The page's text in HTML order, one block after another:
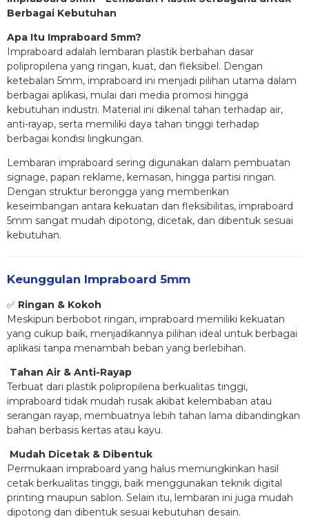
Berbagai Kebutuhan
Apa Itu Impraboard 5mm?
Impraboard adalah lembaran plastik berbahan dasar
polipropilena yang ringan, kuat, dan fleksibel. Dengan
ketebalan 5mm, impraboard ini menjadi pilihan utama dalam
berbagai aplikasi, mulai dari media promosi hingga
kebutuhan industri. Material ini dikenal tahan terhadap air,
anti-rayap, serta memiliki daya tahan tinggi terhadap
berbagai kondisi lingkungan.
Lembaran impraboard sering digunakan dalam pembuatan
signage, papan reklame, kemasan, hingga partisi ringan.
Dengan struktur berongga yang memberikan
keseimbangan antara kekuatan dan fleksibilitas, impraboard
5mm sangat mudah dipotong, dicetak, dan dibentuk sesuai
kebutuhan.
Keunggulan Impraboard 5mm
✅ Ringan & Kokoh
Meskipun berbobot ringan, impraboard memiliki kekuatan
yang cukup baik, menjadikannya pilihan ideal untuk berbagai
aplikasi tanpa menambah beban yang berlebihan.
Tahan Air & Anti-Rayap
Terbuat dari plastik polipropilena berkualitas tinggi,
impraboard tidak mudah rusak akibat kelembaban atau
serangan rayap, membuatnya lebih tahan lama dibandingkan
bahan berbasis kertas atau kayu.
Mudah Dicetak & Dibentuk
Permukaan impraboard yang halus memungkinkan hasil
cetak berkualitas tinggi, baik menggunakan teknik digital
printing maupun sablon. Selain itu, lembaran ini juga mudah
dipotong dan dibentuk sesuai kebutuhan desain.